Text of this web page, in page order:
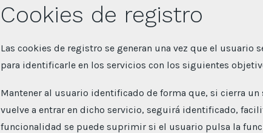
Cookies de registro
Las cookies de registro se generan una vez que el
para identificarle en los servicios con los siguientes
Mantener al usuario identificado de forma que, si cierra
vuelve a entrar en dicho servicio, seguirá identificado,
funcionalidad se puede suprimir si el usuario pulsa la